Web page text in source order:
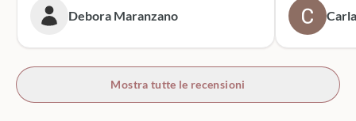
Debora Maranzano
prossime
bottoni!
Mostra tutte le recensioni